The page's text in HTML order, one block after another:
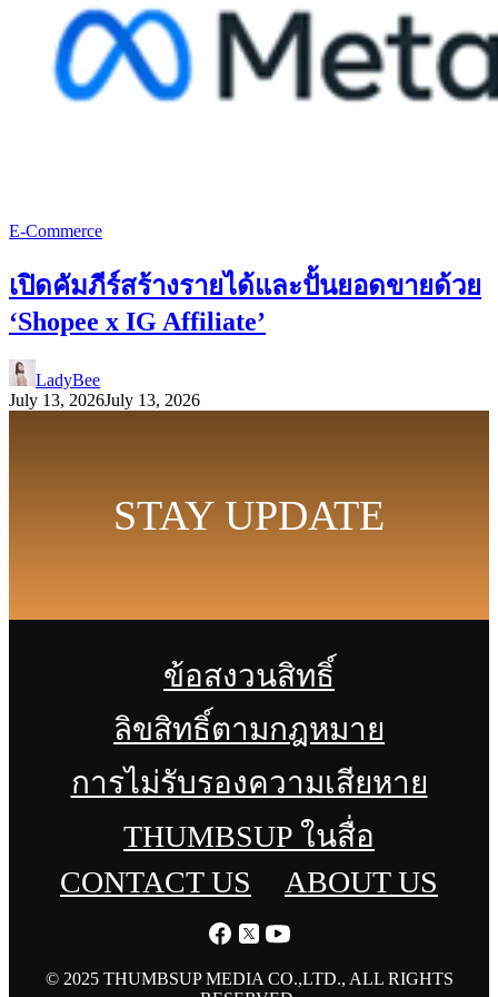
E-Commerce
เปิดคัมภีร์สร้างรายได้และปั้นยอดขายด้วย
‘Shopee x IG Affiliate’
LadyBee
July 13, 2026July 13, 2026
STAY UPDATE
ข้อสงวนสิทธิ์
ลิขสิทธิ์ตามกฎหมาย
การไม่รับรองความเสียหาย
THUMBSUP ในสื่อ
CONTACT US
ABOUT US
© 2025 THUMBSUP MEDIA CO.,LTD., ALL RIGHTS